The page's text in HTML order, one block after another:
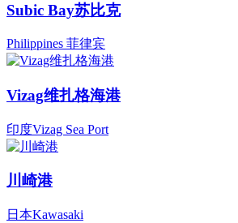
Subic Bay苏比克
Philippines 菲律宾
Vizag维扎格海港
印度Vizag Sea Port
川崎港
日本Kawasaki